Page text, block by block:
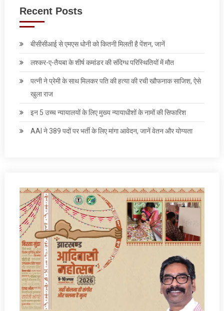
Recent Posts
बीसीसीआई से एमएस धोनी को कितनी मिलती है पेंशन, जानें
लश्कर-ए-तैयबा के शीर्ष कमांडर की संदिग्ध परिस्थितियों में मौत
पत्‍नी ने प्रेमी के साथ मिलकर पति की हत्‍या की रची खौफनाक साजिश, ऐसे
खुला राज
इन 5 उच्च न्यायालयों के लिए मुख्य न्यायाधीशों के नामों की सिफारिश
AAI ने 389 पदों पर भर्ती के लिए मांगा आवेदन, जानें वेतन और योग्‍यता